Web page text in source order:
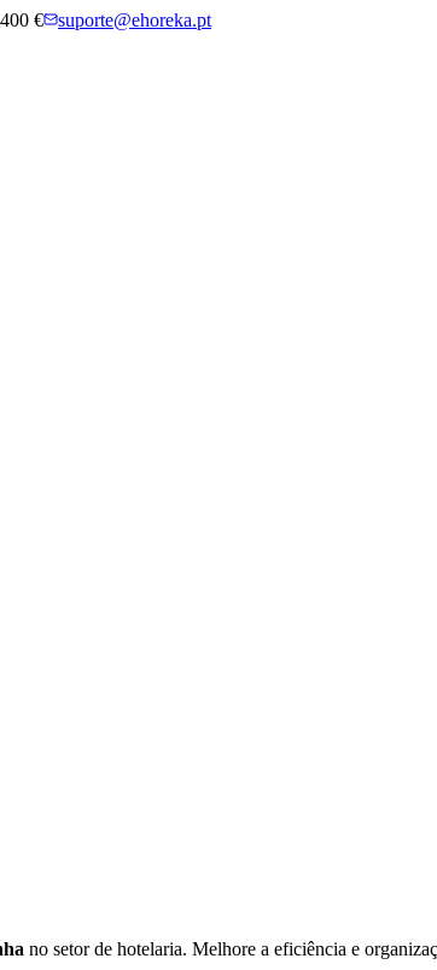
€ suporte@ehoreka.pt
no setor de hotelaria. Melhore a eficiência e